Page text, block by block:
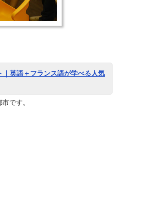
｜英語＋フランス語が学べる人気
です。